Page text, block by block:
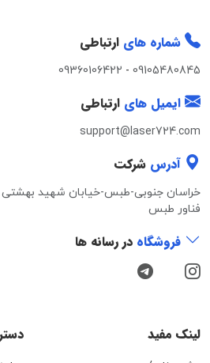
شماره های ارتباطی
09105480845
-
09360106422
ایمیل های ارتباطی
support@laser724.com
آدرس شرکت
خراسان جنوبی-طبس-خیابان شهید بهشتی
فناور طبس
فروشگاه در رسانه ها
لینک مفید